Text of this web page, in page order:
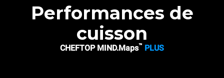
Performances de
cuisson
CHEFTOP MIND.Maps™ PLUS